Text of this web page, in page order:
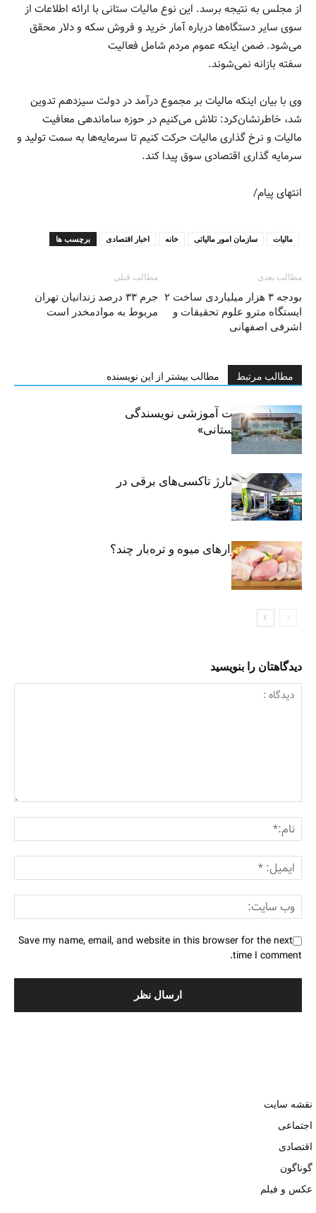
از مجلس به نتیجه برسد. این نوع مالیات ستانی با ارائه اطلاعات از
سوی سایر دستگاه‌ها درباره آمار خرید و فروش سکه و دلار محقق
می‌شود. ضمن اینکه عموم مردم شامل فعالیت
سفته بازانه نمی‌شوند.
وی با بیان اینکه مالیات بر مجموع درآمد در دولت سیزدهم تدوین
شد، خاطرنشان‌کرد: تلاش می‌کنیم در حوزه ساماندهی معافیت
مالیات و نرخ گذاری مالیات حرکت کنیم تا سرمایه‌ها به سمت تولید و
سرمایه گذاری اقتصادی سوق پیدا کند.
انتهای پیام/
برچسب ها اخبار اقتصادی خانه سازمان امور مالیاتی مالیات
مطالب قبلی
جرم ۳۳ درصد زندانیان تهران
مربوط به موادمخدر است
مطالب بعدی
بودجه ۳ هزار ميلياردی ساخت ۲
ایستگاه مترو علوم تحقیقات و
اشرفی اصفهانی
مطالب مرتبط مطالب بیشتر از این نویسنده
برگزاری جلسات آموزشی نویسندگی
«زندگی‌نامه داستانی»
توسعه شبکه شارژ تاکسی‌های برقی در
پایتخت
مرغ تازه در بازارهای میوه و تره‌بار چند؟
دیدگاهتان را بنویسید
Save my name, email, and website in this browser for the next
time I comment.
نقشه سایت
اجتماعی
اقتصادی
گوناگون
عکس و فیلم